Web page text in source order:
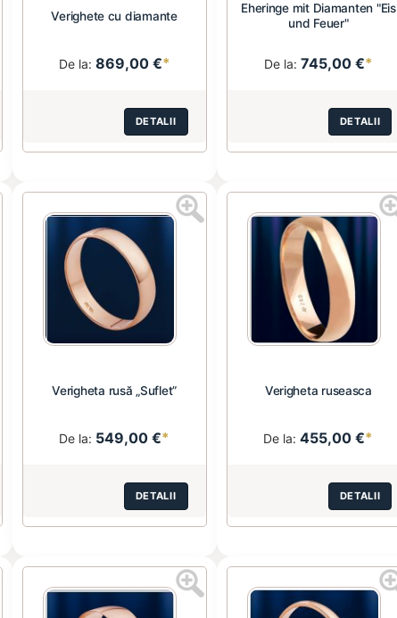
Verighete cu diamante
De la: 869,00 €*
DETALII
Eheringe mit Diamanten "Eis
und Feuer"
De la: 745,00 €*
DETALII
Verigheta rusă „Suflet”
De la: 549,00 €*
DETALII
Verigheta ruseasca
De la:455,00 €*
DETALII